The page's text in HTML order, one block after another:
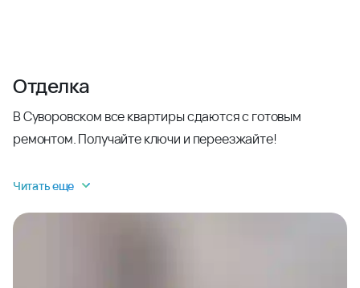
Отделка
В Суворовском все квартиры сдаются с готовым
ремонтом. Получайте ключи и переезжайте!
Читать еще